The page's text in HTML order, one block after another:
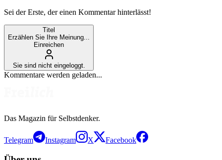
Sei der Erste, der einen Kommentar hinterlässt!
Titel
Erzählen Sie Ihre Meinung...
Einreichen
Sie sind nicht eingeloggt.
Kommentare werden geladen...
Das Magazin für Selbstdenker.
Telegram Instagram X Facebook